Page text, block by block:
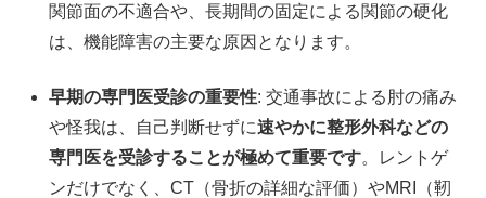
関節面の不適合や、長期間の固定による関節の硬化
は、機能障害の主要な原因となります。
早期の専門医受診の重要性: 交通事故による肘の痛み
や怪我は、自己判断せずに速やかに整形外科などの
専門医を受診することが極めて重要です。レントゲ
ンだけでなく、CT（骨折の詳細な評価）やMRI（靭